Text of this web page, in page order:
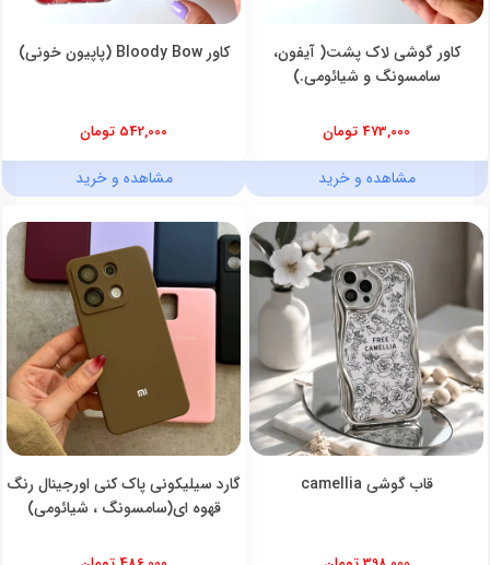
کاور گوشی لاک پشت( آیفون،
سامسونگ و شیائومی.)
473,000 تومان
مشاهده و خرید
کاور Bloody Bow (پاپیون خونی)
542,000 تومان
مشاهده و خرید
قاب گوشی camellia
گارد سیلیکونی پاک کنی اورجینال رنگ
قهوه ای(سامسونگ ، شیائومی)